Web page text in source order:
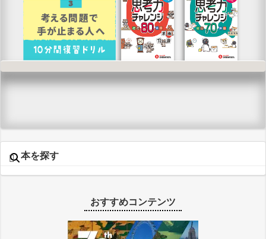
本を探す
おすすめコンテンツ